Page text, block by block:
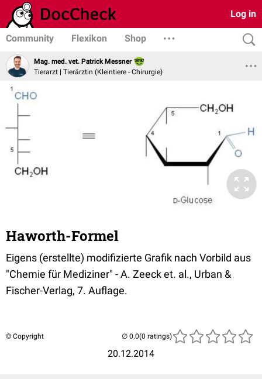
Log in
Community Flexikon Shop
Mag. med. vet. Patrick Messner
Tierarzt | Tierärztin (Kleintiere - Chirurgie)
Haworth-Formel
Eigens (erstellte) modifizierte Grafik nach Vorbild aus
"Chemie für Mediziner" - A. Zeeck et. al., Urban &
Fischer-Verlag, 7. Auflage.
© Copyright
20.12.2014
(0 ratings)